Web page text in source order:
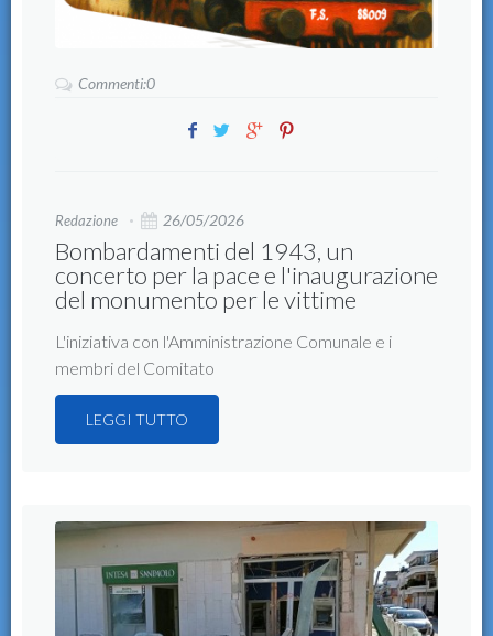
Commenti:0
Redazione 26/05/2026
Bombardamenti del 1943, un
concerto per la pace e l'inaugurazione
del monumento per le vittime
L'iniziativa con l'Amministrazione Comunale e i
membri del Comitato
LEGGI TUTTO